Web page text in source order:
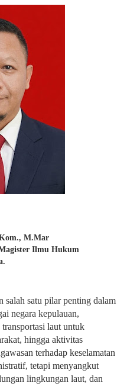
M.Mar
Ilmu Hukum
salah satu pilar penting dalam
negara kepulauan,
laut untuk
hingga aktivitas
terhadap keselamatan
tetapi menyangkut
lingkungan laut, dan